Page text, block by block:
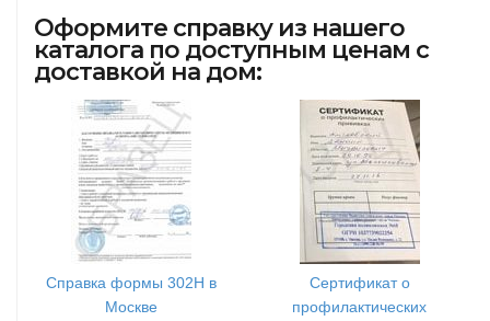
Оформите справку из нашего
каталога по доступным ценам с
доставкой на дом:
Справка формы 302Н в
Москве
Сертификат о
профилактических